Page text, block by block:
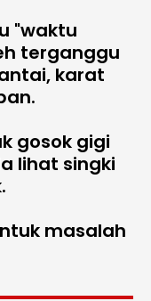
"waktu
terganggu
karat
gosok gigi
lihat singki
masalah